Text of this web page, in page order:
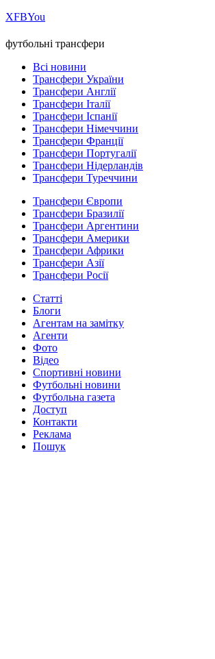
ХFBYou
футбольні трансфери
Всі новини
Трансфери України
Трансфери Англії
Трансфери Італії
Трансфери Іспанії
Трансфери Німеччини
Трансфери Франції
Трансфери Португалії
Трансфери Нідерландів
Трансфери Туреччини
Трансфери Європи
Трансфери Бразилії
Трансфери Аргентини
Трансфери Америки
Трансфери Африки
Трансфери Азії
Трансфери Росії
Статті
Блоги
Агентам на замітку
Агенти
Фото
Відео
Спортивні новини
Футбольні новини
Футбольна газета
Доступ
Контакти
Реклама
Пошук